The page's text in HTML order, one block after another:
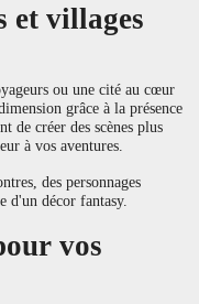
et villages
ou une cité au cœur
grâce à la présence
de créer des scènes plus
à vos aventures.
des personnages
d'un décor fantasy.
vos